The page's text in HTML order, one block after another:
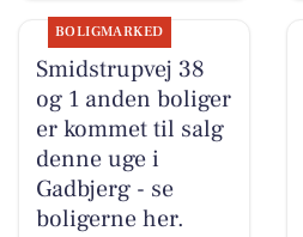
BOLIGMARKED
Smidstrupvej 38
og 1 anden boliger
er kommet til salg
denne uge i
Gadbjerg - se
boligerne her.